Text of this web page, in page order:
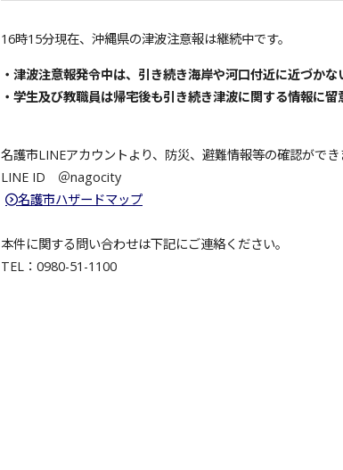
16時15分現在、沖縄県の津波注意報は継続中です。
・津波注意報発令中は、引き続き海岸や河口付近に近づかな
・学生及び教職員は帰宅後も引き続き津波に関する情報に留
名護市LINEアカウントより、防災、避難情報等の確認ができ
LINE ID ＠nagocity
名護市ハザードマップ
本件に関する問い合わせは下記にご連絡ください。
TEL：0980-51-1100